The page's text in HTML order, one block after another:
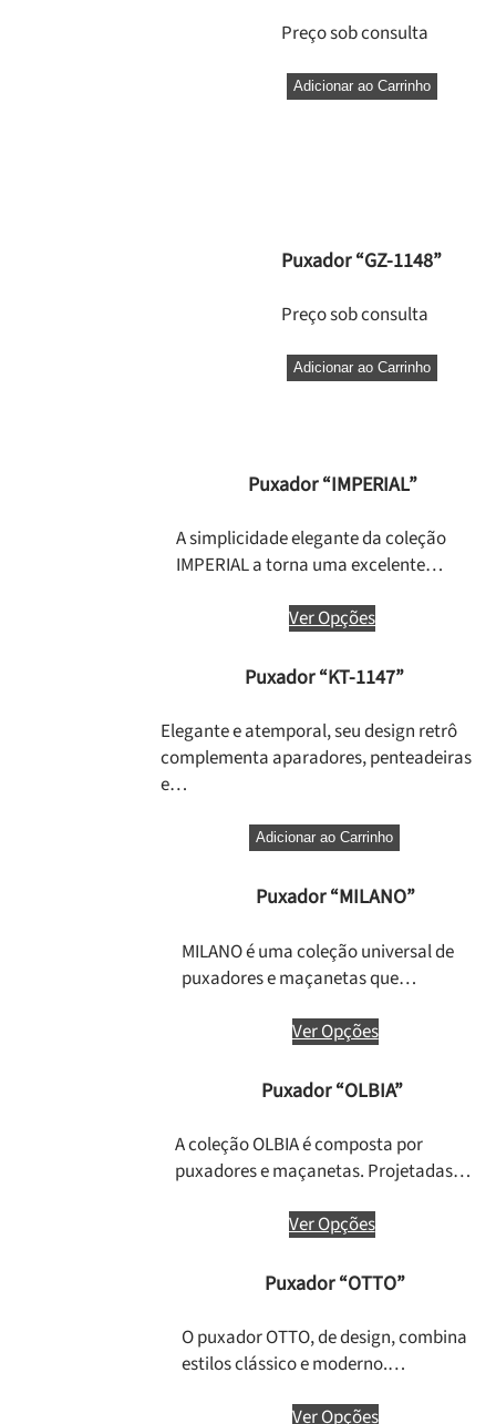
Preço sob consulta
Adicionar ao Carrinho
Puxador “GZ-1148”
Preço sob consulta
Adicionar ao Carrinho
Puxador “IMPERIAL”
A simplicidade elegante da coleção
IMPERIAL a torna uma excelente…
Ver Opções
Puxador “KT-1147”
Elegante e atemporal, seu design retrô
complementa aparadores, penteadeiras
e…
Adicionar ao Carrinho
Puxador “MILANO”
MILANO é uma coleção universal de
puxadores e maçanetas que…
Ver Opções
Puxador “OLBIA”
A coleção OLBIA é composta por
puxadores e maçanetas. Projetadas…
Ver Opções
Puxador “OTTO”
O puxador OTTO, de design, combina
estilos clássico e moderno.…
Ver Opções